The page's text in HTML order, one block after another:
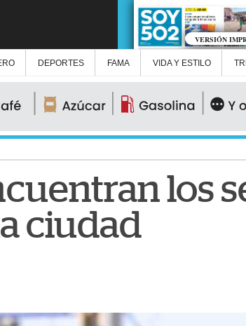
VERSIÓN
DEPORTES FAMA VIDA Y ESTILO
los
ciudad